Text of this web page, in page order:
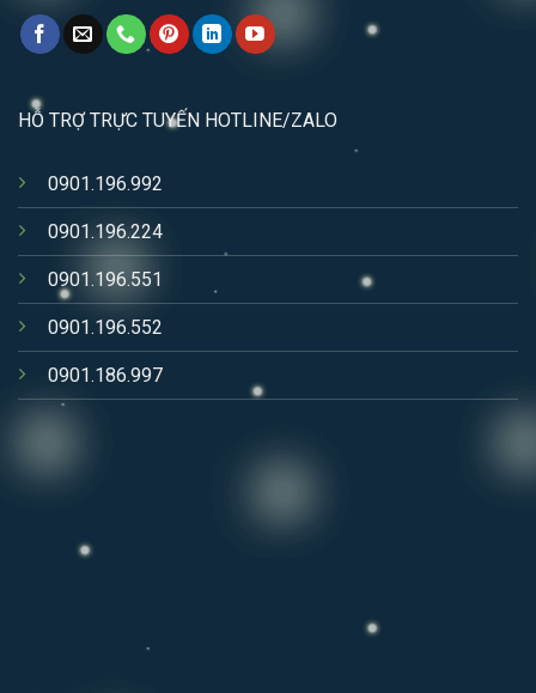
HỖ TRỢ TRỰC TUYẾN HOTLINE/ZALO
0901.196.992
0901.196.224
0901.196.551
0901.196.552
0901.186.997